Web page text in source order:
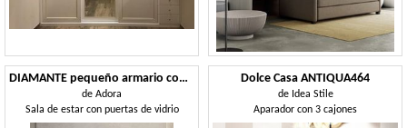
DIAMANTE pequeño armario con puertas de vidrio
de Adora
Sala de estar con puertas de vidrio
Dolce Casa ANTIQUA464
de Idea Stile
Aparador con 3 cajones